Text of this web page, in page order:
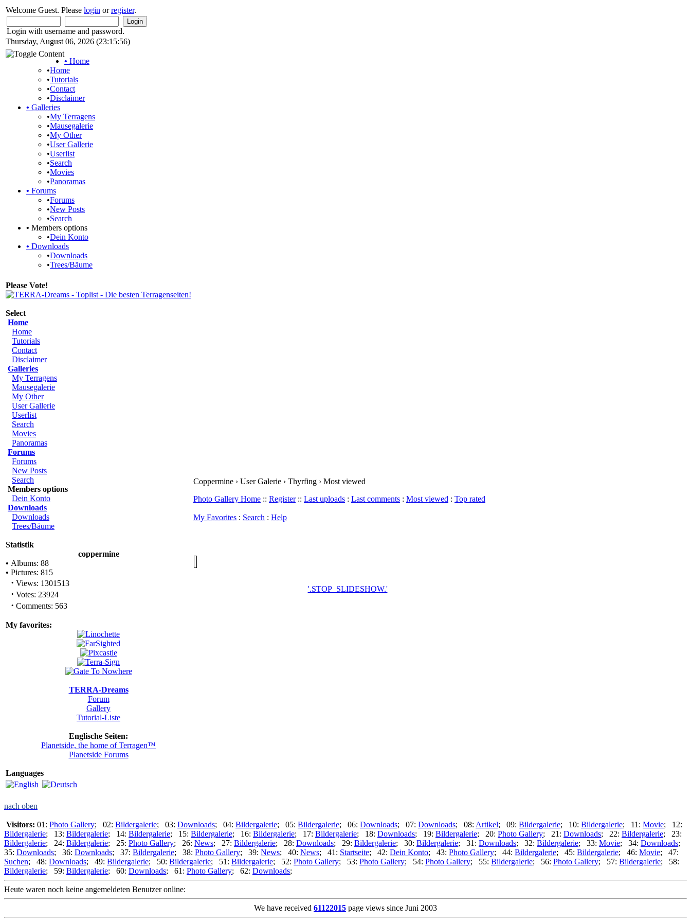
Welcome Guest. Please login orregister.
Login with username and password.
Thursday, August 06, 2026 (23:15:56)
• Home
•Home
•Tutorials
•Contact
•Disclaimer
• Galleries
•My Terragens
•Mausegalerie
•My Other
•User Gallerie
•Userlist
•Search
•Movies
•Panoramas
• Forums
•Forums
•New Posts
•Search
• Members options
•Dein Konto
• Downloads
•Downloads
•Trees/Bäume
Please Vote!
Select
Home
Home
Tutorials
Contact
Disclaimer
Galleries
My Terragens
Mausegalerie
My Other
User Gallerie
Userlist
Search
Movies
Panoramas
Forums
Forums
New Posts
Search
Members options
Dein Konto
Downloads
Downloads
Trees/Bäume
Statistik
coppermine
• Albums: 88
• Pictures: 815
· Views: 1301513
· Votes: 23924
· Comments: 563
My favorites:
TERRA-Dreams
Forum
Gallery
Tutorial-Liste
Englische Seiten:
Planetside, the home of Terragen™
Planetside Forums
Languages
Coppermine › User Galerie › Thyrfing › Most viewed
Photo Gallery Home :: Register:: Last uploads : Last comments : Most viewed : Top rated
My Favorites : Search : Help
'.STOP_SLIDESHOW.'
nach oben
Visitors: 01: Photo Gallery; 02: Bildergalerie; 03: Downloads; 04: Bildergalerie; 05: Bildergalerie; 06: Downloads; 07: Downloads; 08: Artikel; 09: Bildergalerie; 10: Bildergalerie; 11: Movie; 12:
Bildergalerie; 13: Bildergalerie; 14: Bildergalerie; 15: Bildergalerie; 16: Bildergalerie; 17: Bildergalerie; 18: Downloads; 19: Bildergalerie; 20: Photo Gallery; 21: Downloads; 22: Bildergalerie; 23:
Bildergalerie; 24: Bildergalerie; 25: Photo Gallery; 26: News; 27: Bildergalerie; 28: Downloads; 29: Bildergalerie; 30: Bildergalerie; 31: Downloads; 32: Bildergalerie; 33: Movie; 34: Downloads;
35: Downloads; 36: Downloads; 37: Bildergalerie; 38: Photo Gallery; 39: News; 40: News; 41: Startseite; 42: Dein Konto; 43: Photo Gallery; 44: Bildergalerie; 45: Bildergalerie; 46: Movie; 47:
Suchen; 48: Downloads; 49: Bildergalerie; 50: Bildergalerie; 51: Bildergalerie; 52: Photo Gallery; 53: Photo Gallery; 54: Photo Gallery; 55: Bildergalerie; 56: Photo Gallery; 57: Bildergalerie; 58:
Bildergalerie; 59: Bildergalerie; 60: Downloads; 61: Photo Gallery; 62: Downloads;
Heute waren noch keine angemeldeten Benutzer online:
We have received 61122015 page views since Juni 2003